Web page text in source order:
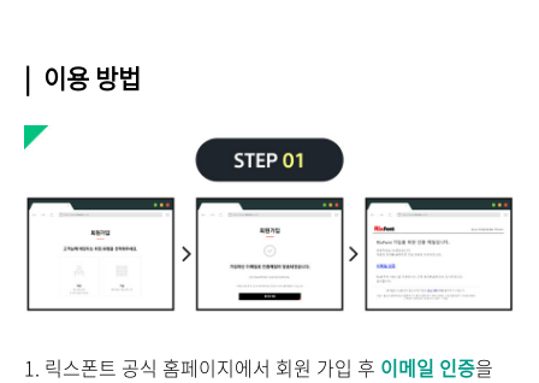
| 이용 방법
1. 릭스폰트 공식 홈페이지에서 회원 가입 후 이메일 인증을